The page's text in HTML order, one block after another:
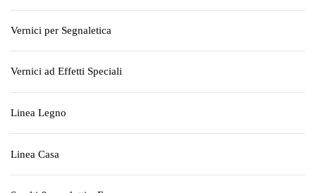
Vernici per Segnaletica
Vernici ad Effetti Speciali
Linea Legno
Linea Casa